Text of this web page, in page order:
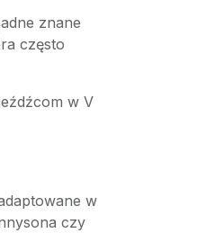
znane
często
w V
w
czy